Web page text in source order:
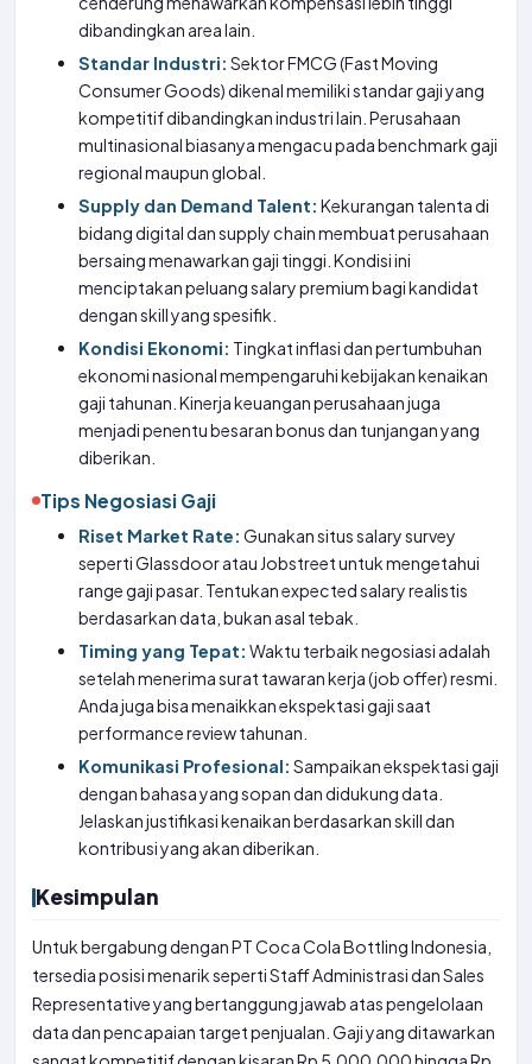
dibandingkan area lain.
Standar Industri: Sektor FMCG (Fast Moving
Consumer Goods) dikenal memiliki standar gaji yang
kompetitif dibandingkan industri lain. Perusahaan
multinasional biasanya mengacu pada benchmark gaji
regional maupun global.
Supply dan Demand Talent: Kekurangan talenta di
bidang digital dan supply chain membuat perusahaan
bersaing menawarkan gaji tinggi. Kondisi ini
menciptakan peluang salary premium bagi kandidat
dengan skill yang spesifik.
Kondisi Ekonomi: Tingkat inflasi dan pertumbuhan
ekonomi nasional mempengaruhi kebijakan kenaikan
gaji tahunan. Kinerja keuangan perusahaan juga
menjadi penentu besaran bonus dan tunjangan yang
diberikan.
Tips Negosiasi Gaji
Riset Market Rate: Gunakan situs salary survey
seperti Glassdoor atau Jobstreet untuk mengetahui
range gaji pasar. Tentukan expected salary realistis
berdasarkan data, bukan asal tebak.
Timing yang Tepat: Waktu terbaik negosiasi adalah
setelah menerima surat tawaran kerja (job offer) resmi.
Anda juga bisa menaikkan ekspektasi gaji saat
performance review tahunan.
Komunikasi Profesional: Sampaikan ekspektasi gaji
dengan bahasa yang sopan dan didukung data.
Jelaskan justifikasi kenaikan berdasarkan skill dan
kontribusi yang akan diberikan.
Kesimpulan
Untuk bergabung dengan PT Coca Cola Bottling Indonesia,
tersedia posisi menarik seperti Staff Administrasi dan Sales
Representative yang bertanggung jawab atas pengelolaan
data dan pencapaian target penjualan. Gaji yang ditawarkan